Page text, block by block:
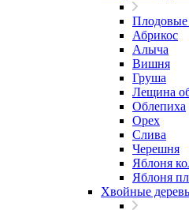
Плодовые
Абрикос
Алыча
Вишня
Груша
Лещина
Облепиха
Орех
Слива
Черешня
Яблоня
Яблоня
Хвойные